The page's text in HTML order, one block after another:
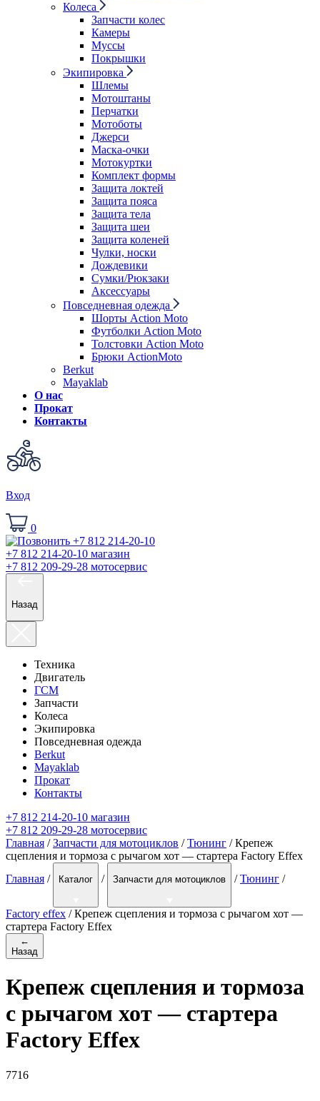
Колеса
Запчасти колес
Камеры
Муссы
Покрышки
Экипировка
Шлемы
Мотоштаны
Перчатки
Мотоботы
Джерси
Маска-очки
Мотокуртки
Комплект формы
Защита локтей
Защита пояса
Защита тела
Защита шеи
Защита коленей
Чулки, носки
Дождевики
Сумки/Рюкзаки
Аксессуары
Повседневная одежда
Шорты Action Moto
Футболки Action Moto
Толстовки Action Moto
Брюки ActionMoto
Berkut
Mayaklab
О нас
Прокат
Контакты
Вход
0
+7 812 214-20-10 магазин
+7 812 209-29-28 мотосервис
Назад
Техника
Двигатель
ГСМ
Запчасти
Колеса
Экипировка
Повседневная одежда
Berkut
Mayaklab
Прокат
Контакты
+7 812 214-20-10 магазин
+7 812 209-29-28 мотосервис
Главная /Запчасти для мотоциклов /Тюнинг / Крепеж
сцепления и тормоза с рычагом хот — стартера Factory Effex
Главная / Каталог / Запчасти для мотоциклов / Тюнинг /
Factory effex / Крепеж сцепления и тормоза с рычагом хот —
стартера Factory Effex
←
Назад
Крепеж сцепления и тормоза
с рычагом хот — стартера
Factory Effex
7716